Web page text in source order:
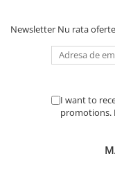
Newsletter Nu rata
I want to
promotions.